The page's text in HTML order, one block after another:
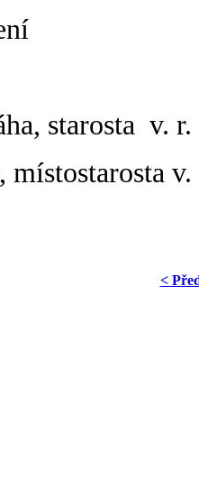
starosta v. r.
místostarosta v.
<